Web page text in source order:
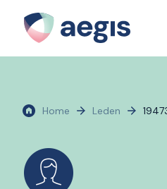
Home Leden